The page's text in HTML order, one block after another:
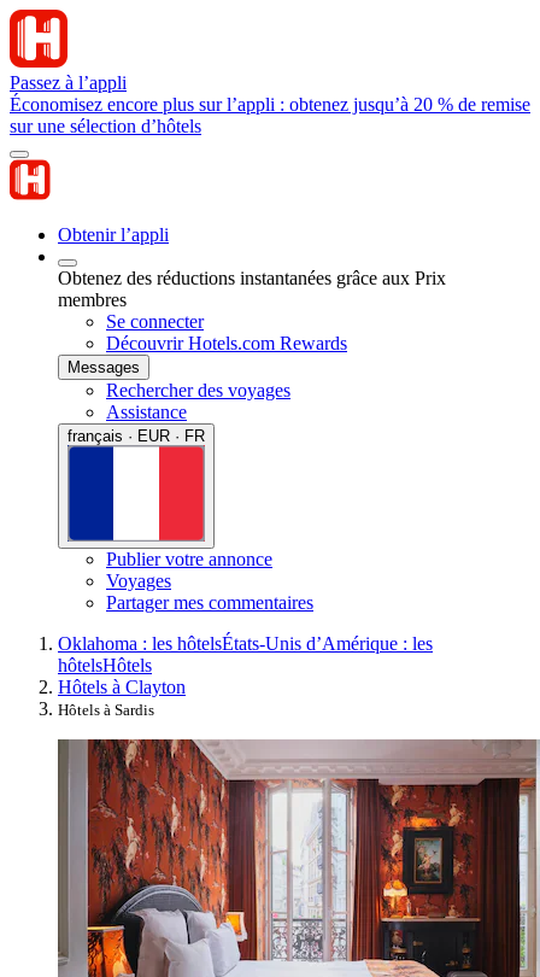
Passez à l’appli
Économisez encore plus sur l’appli : obtenez jusqu’à 20 % de remise
sur une sélection d’hôtels
Obtenir l’appli
Obtenez des réductions instantanées grâce aux Prix
membres
Se connecter
Découvrir Hotels.com Rewards
Messages
Rechercher des voyages
Assistance
français · EUR · FR
Publier votre annonce
Voyages
Partager mes commentaires
Oklahoma : les hôtelsÉtats-Unis d’Amérique : les
hôtelsHôtels
Hôtels à Clayton
Hôtels à Sardis